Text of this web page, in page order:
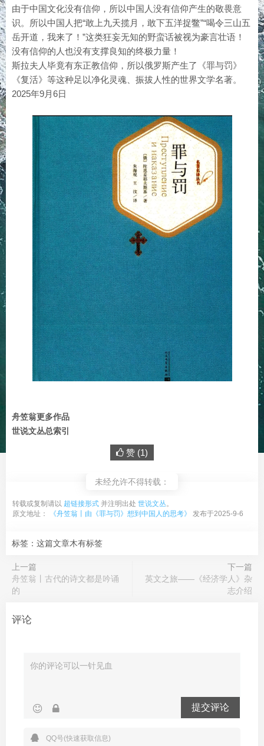
由于中国文化没有信仰，所以中国人没有信仰产生的敬畏意
识。所以中国人把“敢上九天揽月，敢下五洋捉鳖”“喝令三山五
岳开道，我来了！”这类狂妄无知的野蛮话被视为豪言壮语！
没有信仰的人也没有支撑良知的终极力量！
斯拉夫人毕竟有东正教信仰，所以俄罗斯产生了《罪与罚》
《复活》等这种足以净化灵魂、振拔人性的世界文学名著。
2025年9月6日
舟笠翁更多作品
世说文丛总索引
赞 (1)
未经允许不得转载：
转载或复制请以 超链接形式 并注明出处 世说文丛。
原文地址：
《舟笠翁丨由《罪与罚》想到中国人的思考》 发布于2025-9-6
标签：这篇文章木有标签
上一篇
舟笠翁丨古代的诗文都是吟诵
的
下一篇
英文之旅——《经济学人》杂
志介绍
评论
提交评论